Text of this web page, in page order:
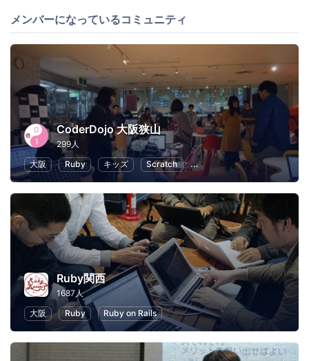
メンバーになっているコミュニティ
CoderDojo 大阪狭山
299人
大阪
Ruby キッズ Scratch 子供向けプログラミング
Ruby関西
1687人
大阪
Ruby Ruby on Rails